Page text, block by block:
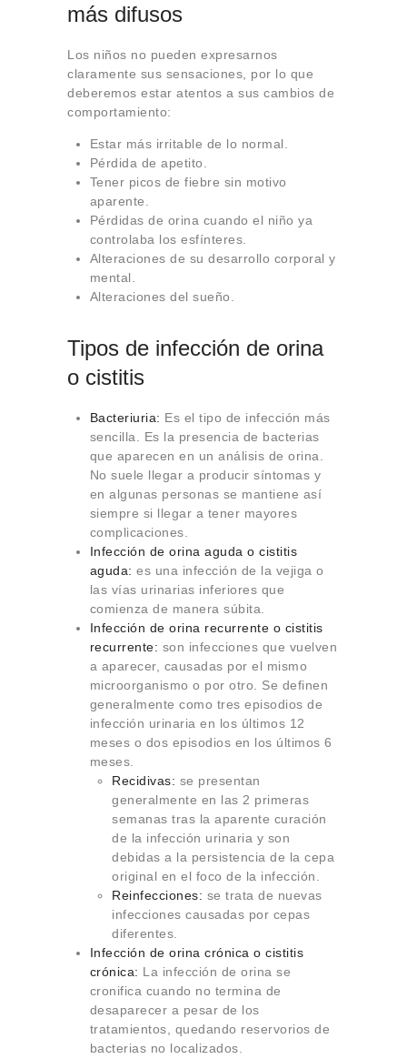
más difusos
Los niños no pueden expresarnos
claramente sus sensaciones, por lo que
deberemos estar atentos a sus cambios de
comportamiento:
Estar más irritable de lo normal.
Pérdida de apetito.
Tener picos de fiebre sin motivo
aparente.
Pérdidas de orina cuando el niño ya
controlaba los esfínteres.
Alteraciones de su desarrollo corporal y
mental.
Alteraciones del sueño.
Tipos de infección de orina
o cistitis
Bacteriuria: Es el tipo de infección más
sencilla. Es la presencia de bacterias
que aparecen en un análisis de orina.
No suele llegar a producir síntomas y
en algunas personas se mantiene así
siempre si llegar a tener mayores
complicaciones.
Infección de orina aguda o cistitis
aguda: es una infección de la vejiga o
las vías urinarias inferiores que
comienza de manera súbita.
Infección de orina recurrente o cistitis
recurrente: son infecciones que vuelven
a aparecer, causadas por el mismo
microorganismo o por otro. Se definen
generalmente como tres episodios de
infección urinaria en los últimos 12
meses o dos episodios en los últimos 6
meses.
Recidivas: se presentan
generalmente en las 2 primeras
semanas tras la aparente curación
de la infección urinaria y son
debidas a la persistencia de la cepa
original en el foco de la infección.
Reinfecciones: se trata de nuevas
infecciones causadas por cepas
diferentes.
Infección de orina crónica o cistitis
crónica: La infección de orina se
cronifica cuando no termina de
desaparecer a pesar de los
tratamientos, quedando reservorios de
bacterias no localizados.